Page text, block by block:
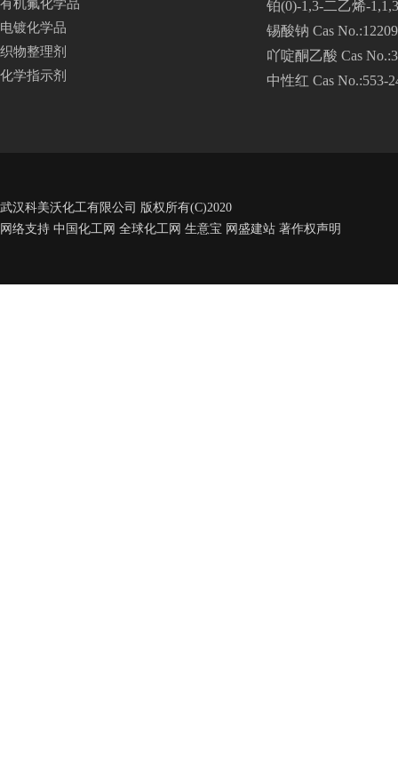
有机氟化学品
电镀化学品
织物整理剂
化学指示剂
铂(0)-1,3-二乙烯-
锡酸钠 Cas
吖啶酮乙酸 Cas
中性红 Cas No.:553-
武汉科美沃化工有限公司 版权所有(C)2020
网络支持 中国化工网 全球化工网 生意宝 网盛建站 著作权声明